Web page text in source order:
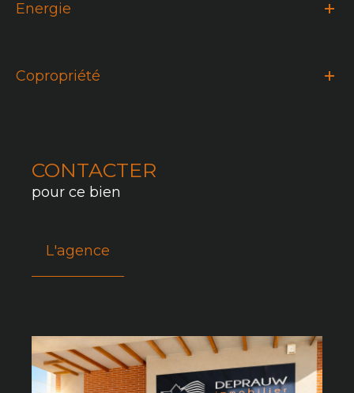
Energie
Copropriété
CONTACTER
pour ce bien
L'agence